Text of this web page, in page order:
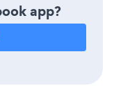
app?